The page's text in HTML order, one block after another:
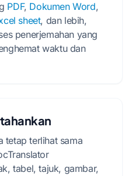
PDF, Dokumen Word,
sheet, dan lebih,
penerjemahan yang
waktu dan
tetap terlihat sama
tabel, tajuk, gambar,